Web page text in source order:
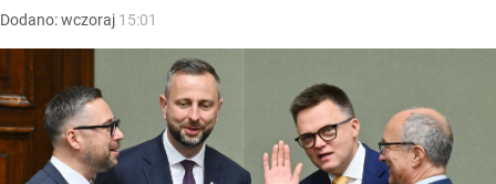
Dodano:wczoraj 15:01